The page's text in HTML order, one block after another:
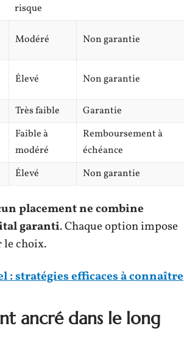
risque
Modéré Non garantie
Élevé Non garantie
Très faible Garantie
Faible à
modéré
Remboursement à
échéance
Élevé Non garantie
placement ne combine
garanti. Chaque option impose
le choix.
: stratégies efficaces à connaître
ancré dans le long